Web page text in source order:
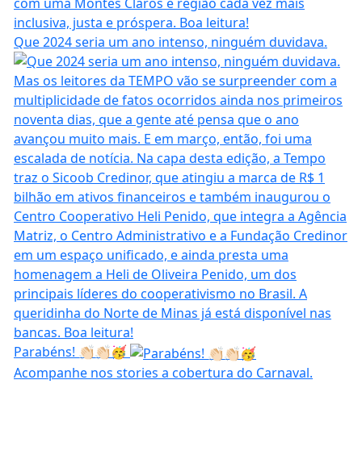
Que 2024 seria um ano intenso, ninguém duvidava.
Parabéns! 👏🏻👏🏻🥳
Acompanhe nos stories a cobertura do Carnaval.